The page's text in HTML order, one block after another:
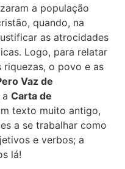
a população
quando, na
as atrocidades
Logo, para relatar
riquezas, o povo e as
Vaz de
aCarta de
texto muito antigo,
a se trabalhar como
e verbos; a
lá!